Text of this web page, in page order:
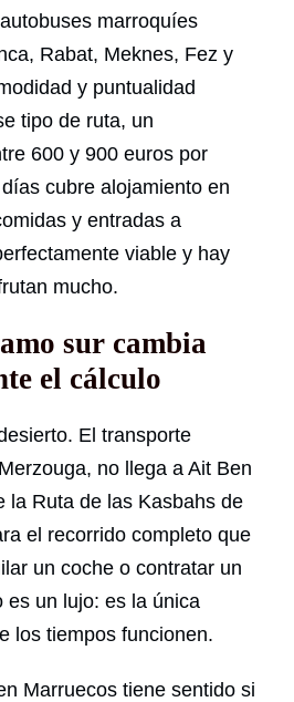
marroquíes
Rabat, Meknes, Fez y
y puntualidad
tipo de ruta, un
600 y 900 euros por
cubre alojamiento en
y entradas a
viable y hay
mucho.
sur cambia
el cálculo
El transporte
no llega a Ait Ben
la Ruta de las Kasbahs de
el recorrido completo que
un coche o contratar un
es un lujo: es la única
los tiempos funcionen.
Marruecos tiene sentido si